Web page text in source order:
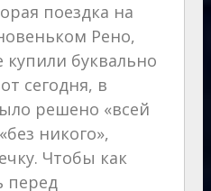
поездка на
Рено,
буквально
сегодня, в
решено «всей
никого»,
Чтобы как
перед